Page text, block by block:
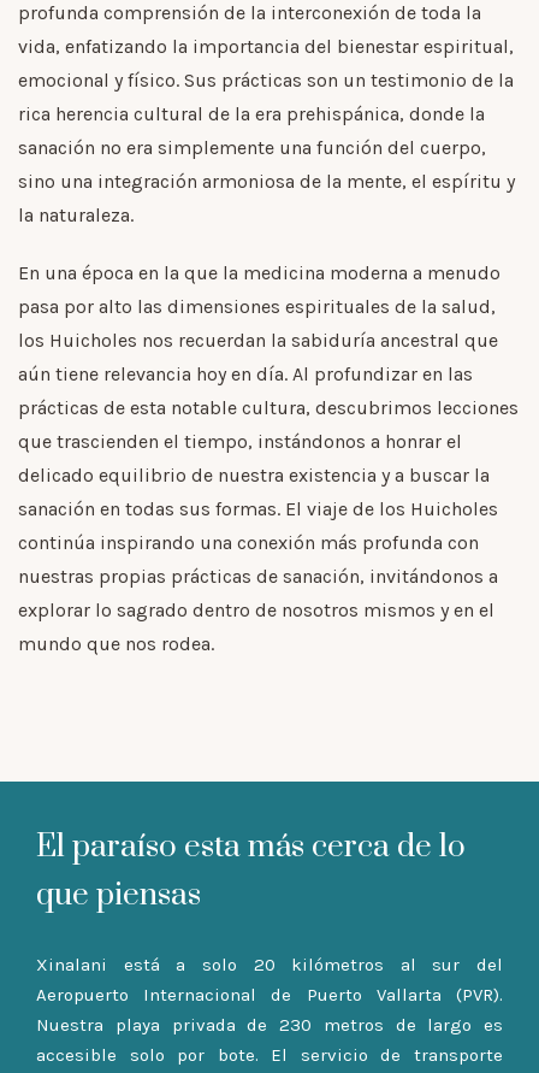
profunda comprensión de la interconexión de toda la
vida, enfatizando la importancia del bienestar espiritual,
emocional y físico. Sus prácticas son un testimonio de la
rica herencia cultural de la era prehispánica, donde la
sanación no era simplemente una función del cuerpo,
sino una integración armoniosa de la mente, el espíritu y
la naturaleza.
En una época en la que la medicina moderna a menudo
pasa por alto las dimensiones espirituales de la salud,
los Huicholes nos recuerdan la sabiduría ancestral que
aún tiene relevancia hoy en día. Al profundizar en las
prácticas de esta notable cultura, descubrimos lecciones
que trascienden el tiempo, instándonos a honrar el
delicado equilibrio de nuestra existencia y a buscar la
sanación en todas sus formas. El viaje de los Huicholes
continúa inspirando una conexión más profunda con
nuestras propias prácticas de sanación, invitándonos a
explorar lo sagrado dentro de nosotros mismos y en el
mundo que nos rodea.
El paraíso esta más cerca de lo
que piensas
Xinalani está a solo 20 kilómetros al sur del
Aeropuerto Internacional de Puerto Vallarta (PVR).
Nuestra playa privada de 230 metros de largo es
accesible solo por bote. El servicio de transporte